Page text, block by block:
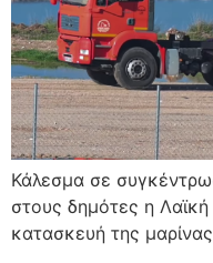
Κάλεσμα σε
στους δημότες η
κατασκευή της